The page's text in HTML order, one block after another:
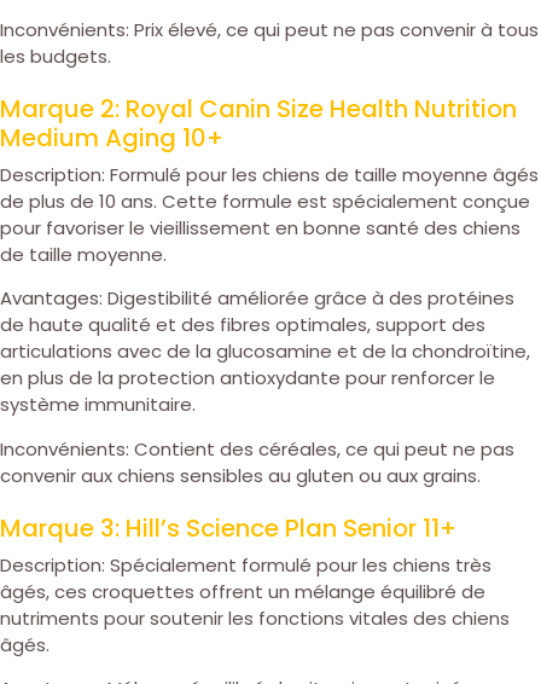
Inconvénients: Prix élevé, ce qui peut ne pas convenir à tous
les budgets.
Marque 2: Royal Canin Size Health Nutrition
Medium Aging 10+
Description: Formulé pour les chiens de taille moyenne âgés
de plus de 10 ans. Cette formule est spécialement conçue
pour favoriser le vieillissement en bonne santé des chiens
de taille moyenne.
Avantages: Digestibilité améliorée grâce à des protéines
de haute qualité et des fibres optimales, support des
articulations avec de la glucosamine et de la chondroïtine,
en plus de la protection antioxydante pour renforcer le
système immunitaire.
Inconvénients: Contient des céréales, ce qui peut ne pas
convenir aux chiens sensibles au gluten ou aux grains.
Marque 3: Hill’s Science Plan Senior 11+
Description: Spécialement formulé pour les chiens très
âgés, ces croquettes offrent un mélange équilibré de
nutriments pour soutenir les fonctions vitales des chiens
âgés.